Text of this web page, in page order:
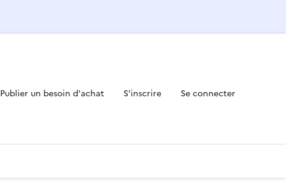
Publier un besoin d'achat S'inscrire Se connecter